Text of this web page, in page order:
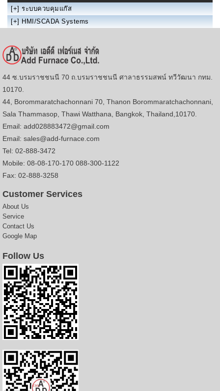
[+] ระบบควบคุมแก๊ส
[+] HMI/SCADA Systems
44 ซ.บรมราชชนนี 70 ถ.บรมราชชนนี ศาลาธรรมสพน์ ทวีวัฒนา กทม.
10170.
44, Borommaratchachonnani 70, Thanon Borommaratchachonnani,
Sala Thammasop, Thawi Watthana, Bangkok, Thailand,10170.
Email: add028883472@gmail.com
Email: sales@add-furnace.com
Tel: 02-888-3472
Mobile: 08-08-170-170 088-300-1122
Fax: 02-888-3258
Customer Services
About Us
Service
Contact Us
Google Map
Follow Us